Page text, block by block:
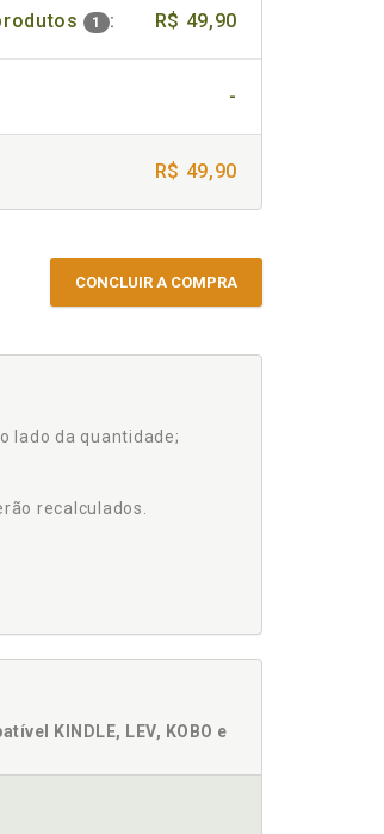
1 : R$ 49,90
-
R$ 49,90
CONCLUIR A COMPRA
lado da quantidade;
recalculados.
KINDLE, LEV, KOBO e